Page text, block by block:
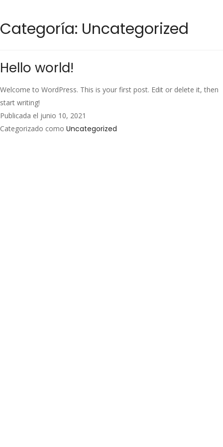
Categoría: Uncategorized
Hello world!
Welcome to WordPress. This is your first post. Edit or delete it, then
start writing!
Publicada el junio 10, 2021
Categorizado como Uncategorized